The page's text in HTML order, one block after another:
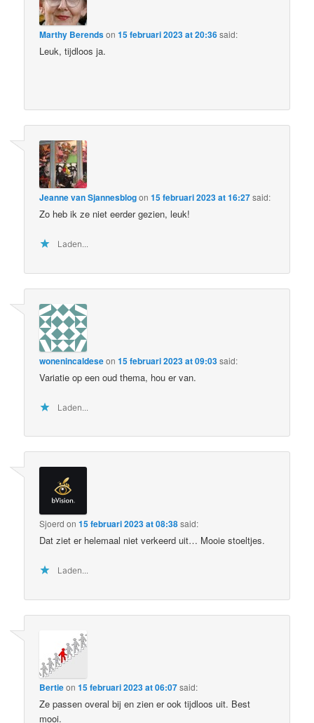
Marthy Berendson15 februari 2023 at 20:36said:
Leuk, tijdloos ja.
Jeanne van Sjannesblogon15 februari 2023 at 16:27said:
Zo heb ik ze niet eerder gezien, leuk!
Laden...
wonenincaldeseon15 februari 2023 at 09:03said:
Variatie op een oud thema, hou er van.
Laden...
Sjoerd on15 februari 2023 at 08:38said:
Dat ziet er helemaal niet verkeerd uit… Mooie stoeltjes.
Laden...
Bertieon15 februari 2023 at 06:07said:
Ze passen overal bij en zien er ook tijdloos uit. Best
mooi.